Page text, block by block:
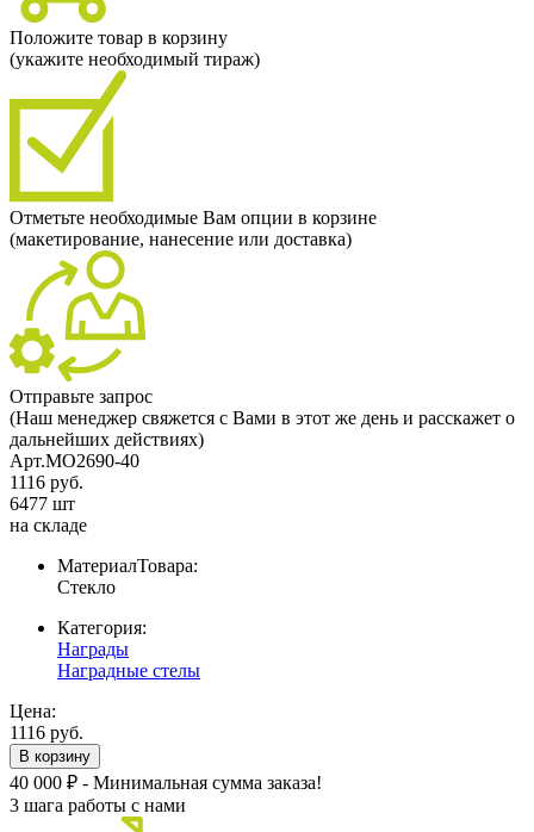
Положите товар в корзину
(укажите необходимый тираж)
Отметьте необходимые Вам опции в корзине
(макетирование, нанесение или доставка)
Отправьте запрос
(Наш менеджер свяжется с Вами в этот же день и расскажет о
дальнейших действиях)
Арт.MO2690-40
1116 руб.
6477 шт
на складе
МатериалТовара:
Стекло
Категория:
Награды
Наградные стелы
Цена:
1116 руб.
В корзину
40 000 ₽ - Минимальная сумма заказа!
3 шага работы с нами